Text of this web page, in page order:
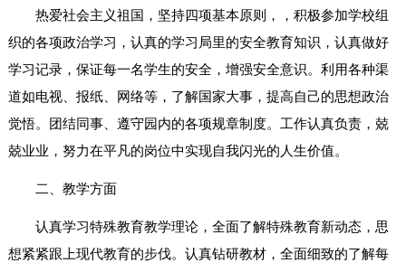
热爱社会主义祖国，坚持四项基本原则，，积极参加学校组
织的各项政治学习，认真的学习局里的安全教育知识，认真做好
学习记录，保证每一名学生的安全，增强安全意识。利用各种渠
道如电视、报纸、网络等，了解国家大事，提高自己的思想政治
觉悟。团结同事、遵守园内的各项规章制度。工作认真负责，兢
兢业业，努力在平凡的岗位中实现自我闪光的人生价值。
二、教学方面
认真学习特殊教育教学理论，全面了解特殊教育新动态，思
想紧紧跟上现代教育的步伐。认真钻研教材，全面细致的了解每